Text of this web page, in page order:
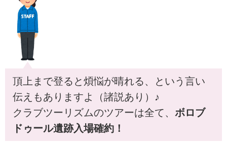
頂上まで登ると煩悩が晴れる、という言い
伝えもありますよ（諸説あり）♪
クラブツーリズムのツアーは全て、 ボロブ
ドゥール遺跡入場確約！